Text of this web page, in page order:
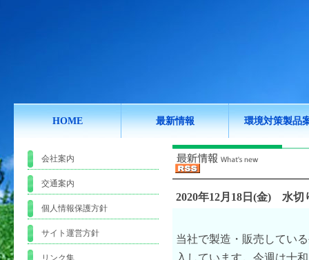
HOME 最新情報 環境対策製品
会社案内
交通案内
個人情報保護方針
サイト運営方針
リンク集
2020年12月18日(金) 水切
当社で製造・販売してい
入しています。今週は十